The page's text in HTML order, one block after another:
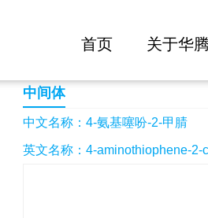
首页 关于华腾
4-氨基噻吩-2-甲腈
中间体
中文名称：4-氨基噻吩-2-甲腈
英文名称：4-aminothiophene-2-